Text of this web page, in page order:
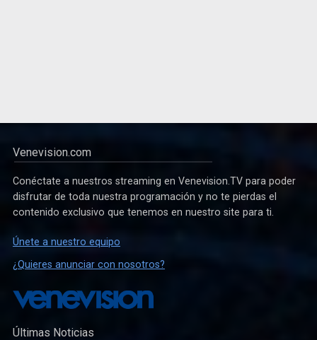
Venevision.com
Conéctate a nuestros streaming en Venevision.TV para poder
disfrutar de toda nuestra programación y no te pierdas el
contenido exclusivo que tenemos en nuestro site para ti.
Únete a nuestro equipo
¿Quieres anunciar con nosotros?
Últimas Noticias